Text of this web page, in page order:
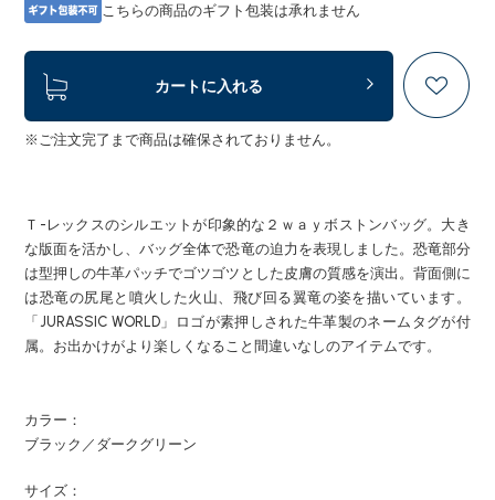
こちらの商品のギフト包装は承れません
カートに入れる
※ご注文完了まで商品は確保されておりません。
Ｔ-レックスのシルエットが印象的な２ｗａｙボストンバッグ。大き
な版面を活かし、バッグ全体で恐竜の迫力を表現しました。恐竜部分
は型押しの牛革パッチでゴツゴツとした皮膚の質感を演出。背面側に
は恐竜の尻尾と噴火した火山、飛び回る翼竜の姿を描いています。
「JURASSIC WORLD」ロゴが素押しされた牛革製のネームタグが付
属。お出かけがより楽しくなること間違いなしのアイテムです。
カラー：
ブラック／ダークグリーン
サイズ：